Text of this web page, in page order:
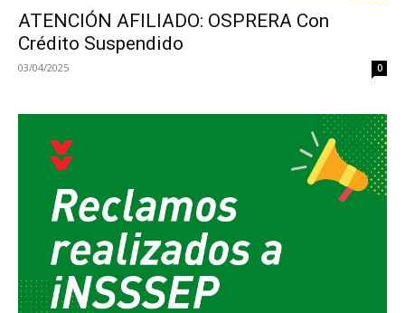
ATENCIÓN AFILIADO: OSPRERA Con
Crédito Suspendido
03/04/2025 0